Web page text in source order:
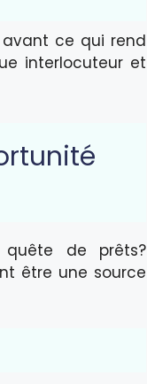
avant ce qui rend
interlocuteur et
quête de prêts?
être une source